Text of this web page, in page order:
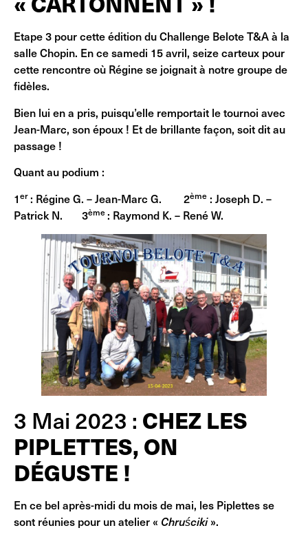
Etape 3 pour cette édition du Challenge Belote T&A à la
salle Chopin. En ce samedi 15 avril, seize carteux pour
cette rencontre où Régine se joignait à notre groupe de
fidèles.
Bien lui en a pris, puisqu’elle remportait le tournoi avec
Jean-Marc, son époux ! Et de brillante façon, soit dit au
passage !
Quant au podium :
1er: Régine G. – Jean-Marc G. 2ème : Joseph D. –
Patrick N. 3ème: Raymond K. – René W.
3 Mai 2023 : CHEZ LES
PIPLETTES, ON
DÉGUSTE !
En ce bel après-midi du mois de mai, les Piplettes se
sont réunies pour un atelier « Chruściki».